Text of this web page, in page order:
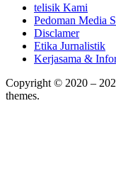
telisik Kami
Pedoman Media
Disclamer
Etika Jurnalistik
Kerjasama &
Copyright © 2020 –
themes.